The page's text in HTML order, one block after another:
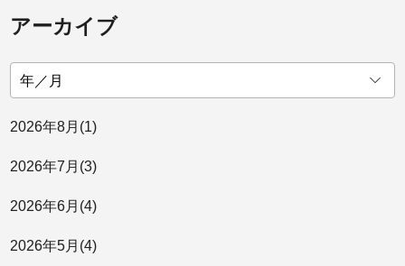
アーカイブ
2026年8月 (1)
2026年7月 (3)
2026年6月 (4)
2026年5月 (4)